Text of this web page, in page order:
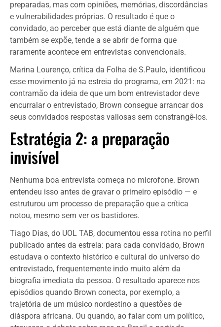
preparadas, mas com opiniões, memórias, discordâncias
e vulnerabilidades próprias. O resultado é que o
convidado, ao perceber que está diante de alguém que
também se expõe, tende a se abrir de forma que
raramente acontece em entrevistas convencionais.
Marina Lourenço, crítica da Folha de S.Paulo, identificou
esse movimento já na estreia do programa, em 2021: na
contramão da ideia de que um bom entrevistador deve
encurralar o entrevistado, Brown consegue arrancar dos
seus convidados respostas valiosas sem constrangê-los.
Estratégia 2: a preparação
invisível
Nenhuma boa entrevista começa no microfone. Brown
entendeu isso antes de gravar o primeiro episódio — e
estruturou um processo de preparação que a crítica
notou, mesmo sem ver os bastidores.
Tiago Dias, do UOL TAB, documentou essa rotina no perfil
publicado antes da estreia: para cada convidado, Brown
estudava o contexto histórico e cultural do universo do
entrevistado, frequentemente indo muito além da
biografia imediata da pessoa. O resultado aparece nos
episódios quando Brown conecta, por exemplo, a
trajetória de um músico nordestino a questões de
diáspora africana. Ou quando, ao falar com um político,